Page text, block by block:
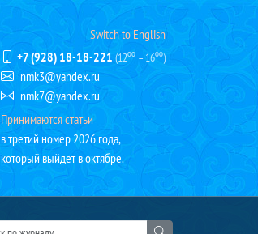
Switch to English
+7 (928) 18-18-221 (12⁰⁰ – 16⁰⁰)
nmk3@yandex.ru
nmk7@yandex.ru
Принимаются статьи
в третий номер 2026 года,
который выйдет в октябре.